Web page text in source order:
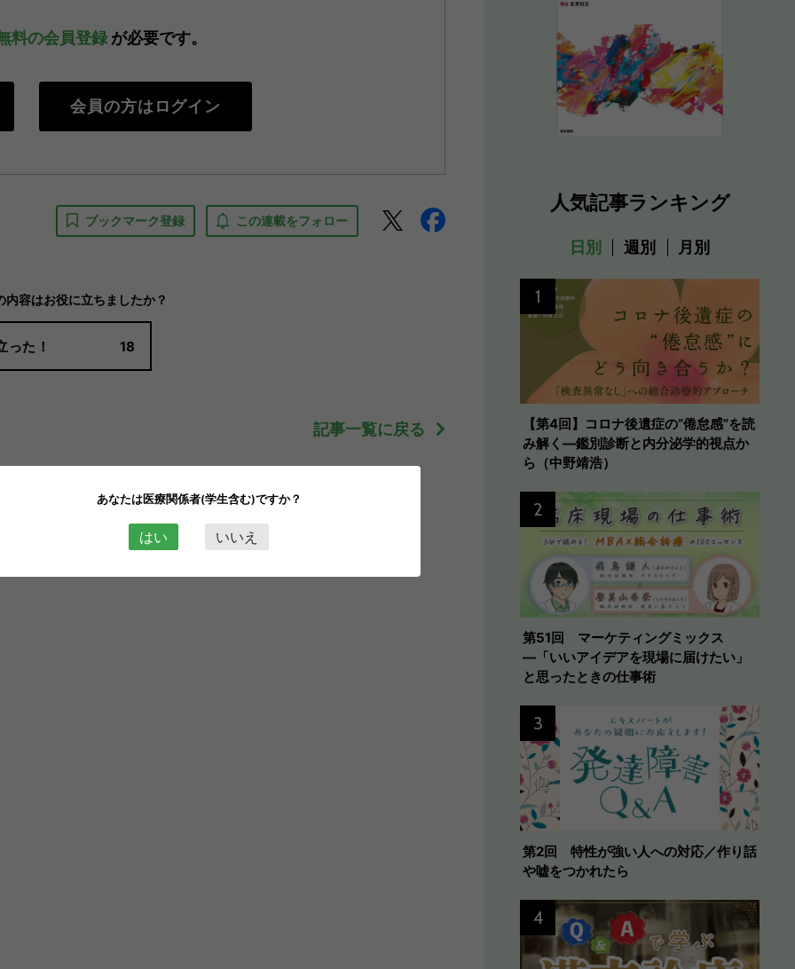
料の会員登録 が必要です。
会員の方はログイン
ブックマーク登録 この連載をフォロー
内容はお役に立ちましたか？
った！ 18
記事一覧に戻る
人気記事ランキング
日別 週別 月別
【第4回】コロナ後遺症の“倦怠感”を読
み解く―鑑別診断と内分泌学的視点か
ら（中野靖浩）
1
第51回 マーケティングミックス
―「いいアイデアを現場に届けたい」
と思ったときの仕事術
2
第2回 特性が強い人への対応／作り話
や嘘をつかれたら
3
4
あなたは医療関係者(学生含む)ですか？
はい いいえ